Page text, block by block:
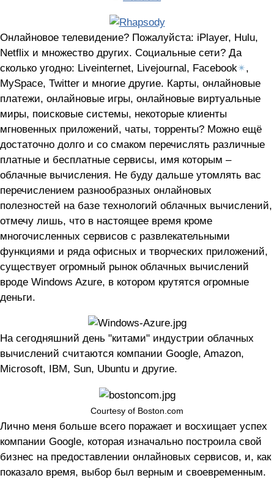
Онлайновое телевидение? Пожалуйста: iPlayer, Hulu,
Netflix и множество других. Социальные сети? Да
сколько угодно: Liveinternet, Livejournal, Facebook✴,
MySpace, Twitter и многие другие. Карты, онлайновые
платежи, онлайновые игры, онлайновые виртуальные
миры, поисковые системы, некоторые клиенты
мгновенных приложений, чаты, торренты? Можно ещё
достаточно долго и со смаком перечислять различные
платные и бесплатные сервисы, имя которым –
облачные вычисления. Не буду дальше утомлять вас
перечислением разнообразных онлайновых
полезностей на базе технологий облачных вычислений,
отмечу лишь, что в настоящее время кроме
многочисленных сервисов с развлекательными
функциями и ряда офисных и творческих приложений,
существует огромный рынок облачных вычислений
вроде Windows Azure, в котором крутятся огромные
деньги.
На сегодняшний день "китами" индустрии облачных
вычислений считаются компании Google, Amazon,
Microsoft, IBM, Sun, Ubuntu и другие.
Courtesy of Boston.com
Лично меня больше всего поражает и восхищает успех
компании Google, которая изначально построила свой
бизнес на предоставлении онлайновых сервисов, и, как
показало время, выбор был верным и своевременным.